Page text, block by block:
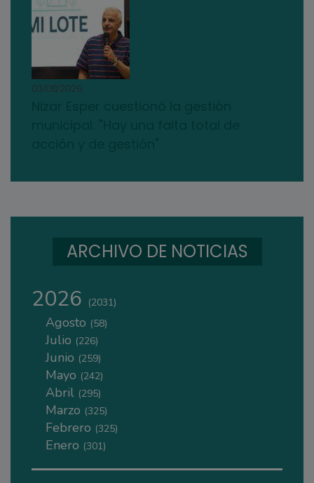
03/08/2026
ARCHIVO DE NOTICIAS
2026 (2031)
Agosto (58)
Julio (226)
Junio (259)
Mayo (242)
Abril (295)
Marzo (325)
Febrero (325)
Enero (301)